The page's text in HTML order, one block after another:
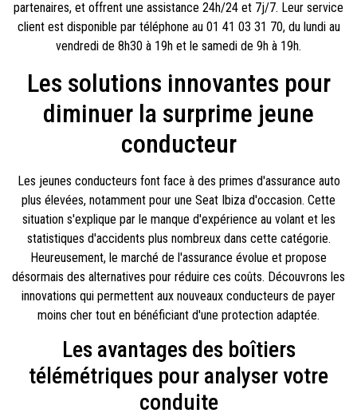
partenaires, et offrent une assistance 24h/24 et 7j/7. Leur service
client est disponible par téléphone au 01 41 03 31 70, du lundi au
vendredi de 8h30 à 19h et le samedi de 9h à 19h.
Les solutions innovantes pour
diminuer la surprime jeune
conducteur
Les jeunes conducteurs font face à des primes d'assurance auto
plus élevées, notamment pour une Seat Ibiza d'occasion. Cette
situation s'explique par le manque d'expérience au volant et les
statistiques d'accidents plus nombreux dans cette catégorie.
Heureusement, le marché de l'assurance évolue et propose
désormais des alternatives pour réduire ces coûts. Découvrons les
innovations qui permettent aux nouveaux conducteurs de payer
moins cher tout en bénéficiant d'une protection adaptée.
Les avantages des boîtiers
télémétriques pour analyser votre
conduite